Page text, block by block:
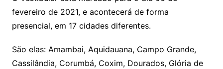
fevereiro de 2021, e acontecerá de forma
presencial, em 17 cidades diferentes.
São elas: Amambai, Aquidauana, Campo Grande,
Cassilândia, Corumbá, Coxim, Dourados, Glória de